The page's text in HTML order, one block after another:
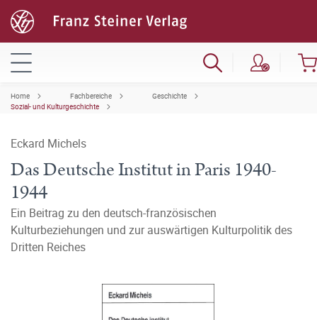
Home Fachbereiche
Geschichte
Sozial- und Kulturgeschichte
Eckard Michels
Das Deutsche Institut in Paris 1940-
1944
Ein Beitrag zu den deutsch-französischen
Kulturbeziehungen und zur auswärtigen Kulturpolitik des
Dritten Reiches